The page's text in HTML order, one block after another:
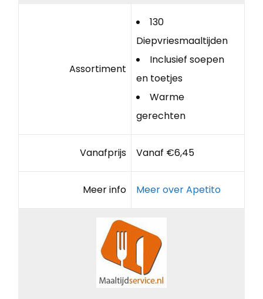
Assortiment
130
Diepvriesmaaltijden
Inclusief soepen
en toetjes
Warme
gerechten
Vanafprijs Vanaf €6,45
Meer info Meer over Apetito